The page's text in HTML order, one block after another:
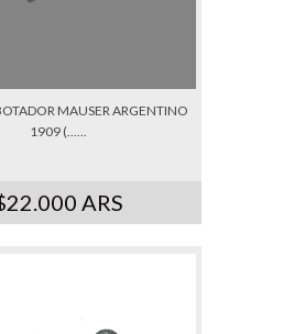
MAUSER ARGENTINO
1909 (......
ARS